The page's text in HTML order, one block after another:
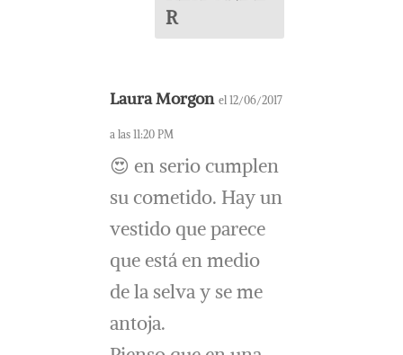
R
Laura Morgon el 12/06/2017
a las 11:20 PM
😍 en serio cumplen
su cometido. Hay un
vestido que parece
que está en medio
de la selva y se me
antoja.